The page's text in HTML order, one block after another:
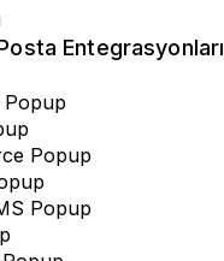
Entegrasyonları
Popup
Popup